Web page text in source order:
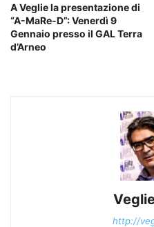
A Veglie la presentazione di
“A-MaRe-D”: Venerdì 9
Gennaio presso il GAL Terra
d’Arneo
http://